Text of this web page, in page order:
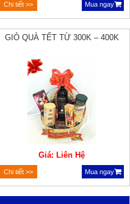
Chi tiết >> Mua ngay
GIỎ QUÀ TẾT TỪ 300K – 400K
Giá: Liên Hệ
Chi tiết >> Mua ngay